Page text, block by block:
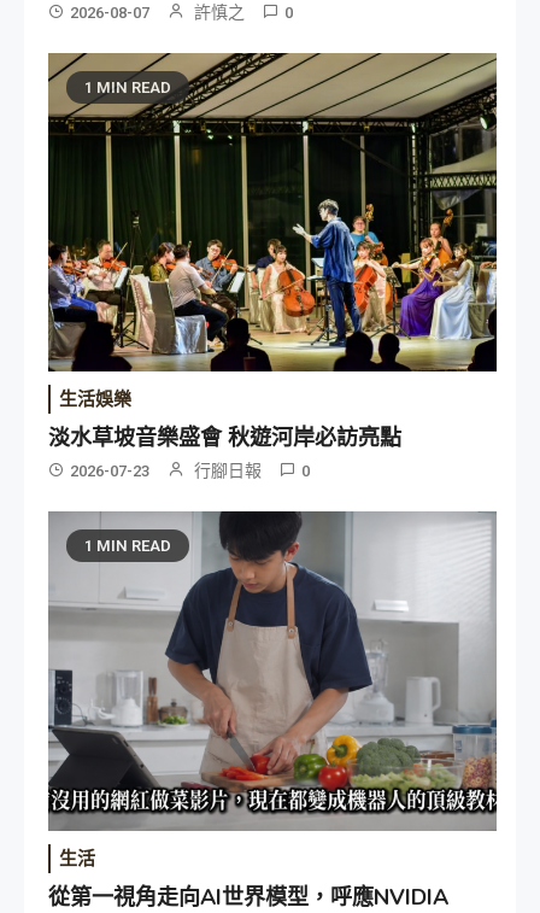
2026-08-07 許慎之 0
1 MIN READ
生活娛樂
淡水草坡音樂盛會 秋遊河岸必訪亮點
2026-07-23 行腳日報 0
1 MIN READ
生活
從第一視角走向AI世界模型，呼應NVIDIA